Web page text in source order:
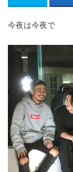
今夜は今夜で